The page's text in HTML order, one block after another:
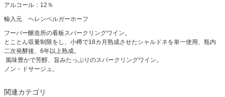
アルコール：12％
輸入元 ヘレンベルガーホーフ
フーバー醸造所の看板スパークリングワイン。
とことん収量制限をし、小樽で18カ月熟成させたシャルドネを単一使用、瓶内
二次発酵後、6年以上熟成。
風味豊かで芳醇、旨みたっぷりのスパークリングワイン。
ノン・ドサージュ。
関連カテゴリ